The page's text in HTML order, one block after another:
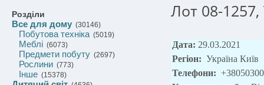
Розділи
Все для дому (30146)
Побутова техніка(5019)
Меблі (6073)
Предмети побуту (2697)
Рослини (773)
Інше (15378)
Лот 08-1257,
Дата: 29.03.2021
Регіон: Україна Київ
Телефони: